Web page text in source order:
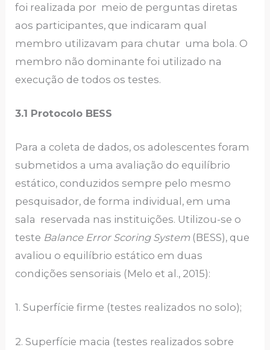
foi realizada por meio de perguntas diretas
aos participantes, que indicaram qual
membro utilizavam para chutar uma bola. O
membro não dominante foi utilizado na
execução de todos os testes.
3.1 Protocolo BESS
Para a coleta de dados, os adolescentes foram
submetidos a uma avaliação do equilíbrio
estático, conduzidos sempre pelo mesmo
pesquisador, de forma individual, em uma
sala reservada nas instituições. Utilizou-se o
teste Balance Error Scoring System (BESS), que
avaliou o equilíbrio estático em duas
condições sensoriais (Melo et al., 2015):
1. Superfície firme (testes realizados no solo);
2. Superfície macia (testes realizados sobre